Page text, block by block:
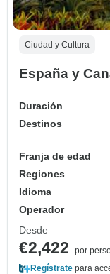
Ciudad y Cultura
España y
Duración
Destinos
Franja de edad
Regiones
Idioma
Operador
Desde
€2,422
por
Regístrate para